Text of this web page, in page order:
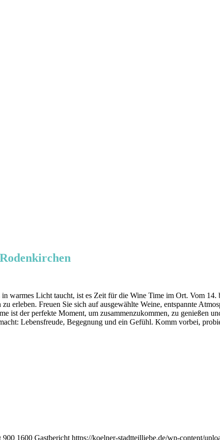
warmes Licht taucht, ist es Zeit für die Wine Time im Ort. Vom
erleben. Freuen Sie sich auf ausgewählte Weine, entspannte
ist der perfekte Moment, um zusammenzukommen, zu genießen
Lebensfreude, Begegnung und ein Gefühl. Komm vorbei,
900 1600 Gastbericht https://koelner-stadtteilliebe.de/wp-content/